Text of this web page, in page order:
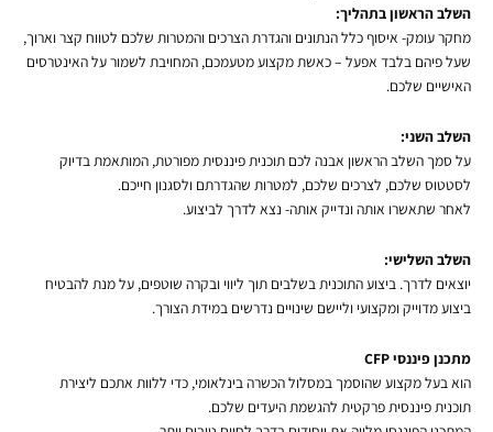
השלב הראשון בתהליך:
מחקר עומק- איסוף כלל הנתונים והגדרת הצרכים והמטרות שלכם לטווח קצר וארוך,
שעל פיהם בלבד אפעל – כאשת מקצוע מטעמכם, המחויבת לשמור על האינטרסים
האישיים שלכם.
השלב השני:
על סמך השלב הראשון אבנה לכם תוכנית פיננסית מפורטת, המותאמת בדיוק
לסטטוס שלכם, לצרכים שלכם, למטרות שהגדרתם ולסגנון חייכם.
לאחר שתאשרו אותה ונדייק אותה- נצא לדרך לביצוע.
השלב השלישי:
יוצאים לדרך. ביצוע התוכנית בשלבים תוך ליווי ובקרה שוטפים, על מנת להבטיח
ביצוע מדוייק ומקצועי וליישם שינויים נדרשים במידת הצורך.
מתכנן פיננסי CFP
הוא בעל מקצוע שהוסמך במסלול הכשרה בינלאומי, כדי ללוות אתכם ליצירת
תוכנית פיננסית פרקטית להגשמת היעדים שלכם.